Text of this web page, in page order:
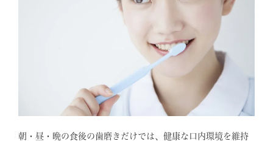
朝・昼・晩の食後の歯磨きだけでは、健康な口内環境を維持